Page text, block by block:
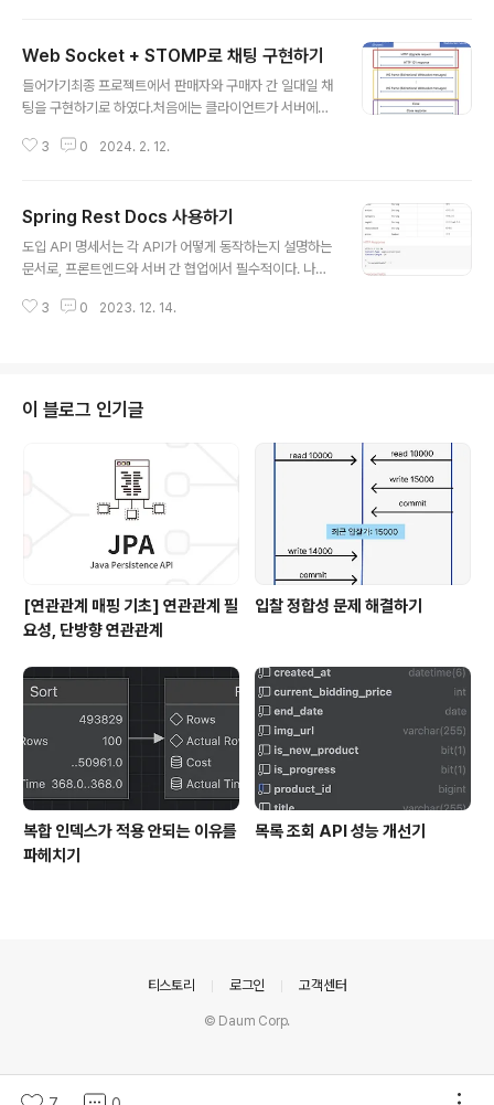
다. 변경 감지엔티티를 repository에 저장하면 해당 엔티
티가 영속화되어 영속성 컨텍스트에서 관리된다. 따라서 s
etStatus()로 status 필드를 PROGRESS에서 CANCE
엔티티의 수정 사항을 반영한다.참고로 update 쿼리와 h
Web Socket + STOMP로 채팅 구현하기
들어가기최종 프로젝트에서 판매자와 구매자 간 일대일 채
팅을 구현하기로 하였다.처음에는 클라이언트가 서버에게
했다.하지만, 이런 polling 방식은 매번 HTTP 연결을 생
방식을 활용한다고 한다.이번 글에서는 웹 소켓과 웹 소켓
위에서 쓰이는 STOMP를 알아보고, 코드에 적용해 볼 것
이다. 웹 소켓이란?웹 소켓은 서버와 클라이언트 간 양방향
shake, Data Transfer, Close Handshake로 나눌 수
3 0 2024. 2. 12.
Spring Rest Docs 사용하기
도입 API 명세서는 각 API가 어떻게 동작하는지 설명하는
문서로, 프론트엔드와 서버 간 협업에서 필수적이다. 나는
용했었다. 그러다 최근에 Spring Rest Docs로도 API 명
Docs는 각각 장단점이 존재한다. Swagger는 적용이 쉽
고, 해당 문서에서 API 호출 테스트를 직접 해볼 수 있다.
그러나 프로덕션 코드에 Swagger 문서 관련 코드가 포함
되어 가독성이 떨어진다. Rest Docs는 Swagger에 비
해 적용이 어렵지만 프로덕션 ..
3 0 2023. 12. 14.
이 블로그 인기글
[연관관계 매핑 기초] 연관관계 필
요성, 단방향 연관관계
입찰 정합성 문제 해결하기
복합 인덱스가 적용 안되는 이유를
파헤치기
목록 조회 API 성능 개선기
티스토리 로그인 고객센터
© Daum Corp.